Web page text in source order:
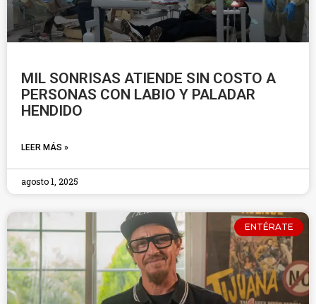
MIL SONRISAS ATIENDE SIN COSTO A
PERSONAS CON LABIO Y PALADAR
HENDIDO
LEER MÁS »
agosto 1, 2025
ENTÉRATE